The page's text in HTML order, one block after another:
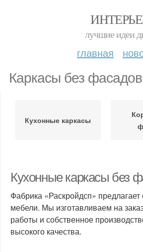
лучшие идеи
главная
Каркасы без фасадов
Кухонные каркасы
Кухонные каркасы без
Фабрика «Раскройдсп»
мебели. Мы изготавливаем на
работы и собственное
высокого качества.